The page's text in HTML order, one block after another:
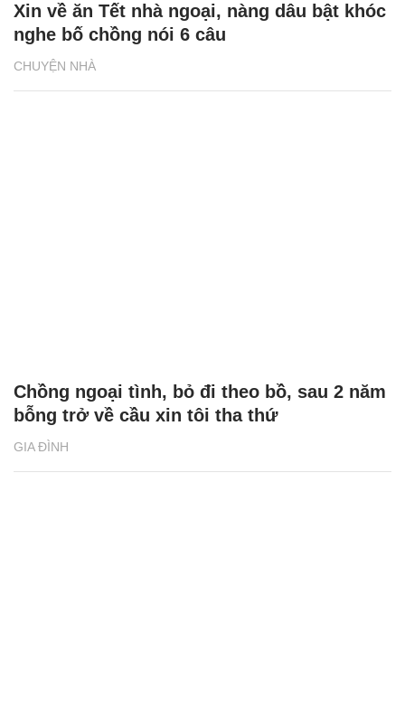
CHUYỆN NHÀ
Xin về ăn Tết nhà ngoại, nàng dâu bật khóc
nghe bố chồng nói 6 câu
GIA ĐÌNH
Chồng ngoại tình, bỏ đi theo bồ, sau 2 năm
bỗng trở về cầu xin tôi tha thứ